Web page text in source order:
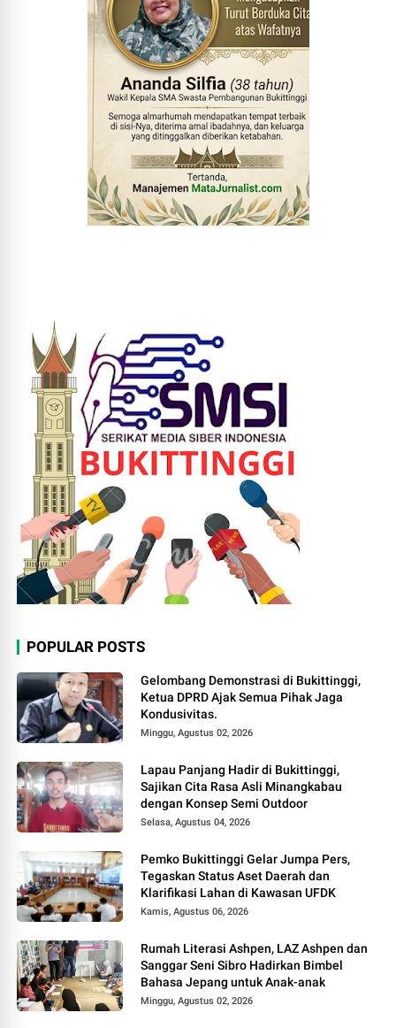
POPULAR POSTS
Gelombang Demonstrasi di Bukittinggi,
Ketua DPRD Ajak Semua Pihak Jaga
Kondusivitas.
Minggu, Agustus 02, 2026
Lapau Panjang Hadir di Bukittinggi,
Sajikan Cita Rasa Asli Minangkabau
dengan Konsep Semi Outdoor
Selasa, Agustus 04, 2026
Pemko Bukittinggi Gelar Jumpa Pers,
Tegaskan Status Aset Daerah dan
Klarifikasi Lahan di Kawasan UFDK
Kamis, Agustus 06, 2026
Rumah Literasi Ashpen, LAZ Ashpen dan
Sanggar Seni Sibro Hadirkan Bimbel
Bahasa Jepang untuk Anak-anak
Minggu, Agustus 02, 2026